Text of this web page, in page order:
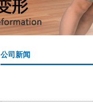
公司新闻